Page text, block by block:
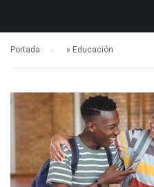
Portada » Educación